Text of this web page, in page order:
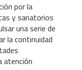
por la
y sanatorios
una serie de
la continuidad
atención